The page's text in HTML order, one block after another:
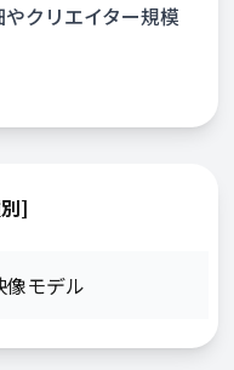
クリエイター規模
]
像モデル